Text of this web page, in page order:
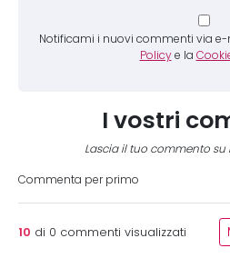
Notificami i nuovi commenti via
Policy e la
I vostri
Lascia il tuo commento su
Commenta per primo
10 di 0 commenti visualizzati